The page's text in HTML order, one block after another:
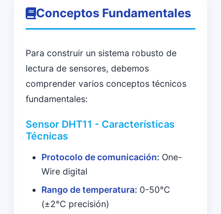
Conceptos Fundamentales
Para construir un sistema robusto de
lectura de sensores, debemos
comprender varios conceptos técnicos
fundamentales:
Sensor DHT11 - Características
Técnicas
Protocolo de comunicación: One-
Wire digital
Rango de temperatura: 0-50°C
(±2°C precisión)